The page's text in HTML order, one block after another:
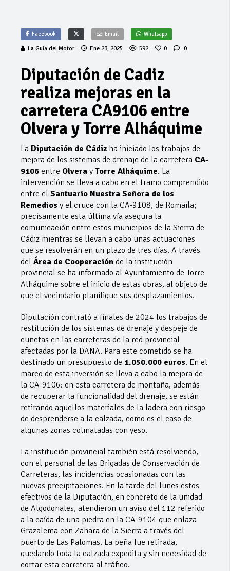
Facebook Email Whatsapp
La Guía del Motor Ene 23, 2025 592 0 0
Diputación de Cadiz
realiza mejoras en la
carretera CA9106 entre
Olvera y Torre Alháquime
La Diputación de Cádiz ha iniciado los trabajos de
mejora de los sistemas de drenaje de la carretera CA-
9106 entre Olvera y Torre Alháquime. La
intervención se lleva a cabo en el tramo comprendido
entre el Santuario Nuestra Señora de los
Remedios y el cruce con la CA-9108, de Romaila;
precisamente esta última vía asegura la
comunicación entre estos municipios de la Sierra de
Cádiz mientras se llevan a cabo unas actuaciones
que se resolverán en un plazo de tres días. A través
del Área de Cooperación de la institución
provincial se ha informado al Ayuntamiento de Torre
Alháquime sobre el inicio de estas obras, al objeto de
que el vecindario planifique sus desplazamientos.
Diputación contrató a finales de 2024 los trabajos de
restitución de los sistemas de drenaje y despeje de
cunetas en las carreteras de la red provincial
afectadas por la DANA. Para este cometido se ha
destinado un presupuesto de 1.050.000 euros. En el
marco de esta inversión se lleva a cabo la mejora de
la CA-9106: en esta carretera de montaña, además
de recuperar la funcionalidad del drenaje, se están
retirando aquellos materiales de la ladera con riesgo
de desprenderse a la calzada, como es el caso de
algunas zonas colmatadas con yeso.
La institución provincial también está resolviendo,
con el personal de las Brigadas de Conservación de
Carreteras, las incidencias ocasionadas con las
nuevas precipitaciones. En la tarde del lunes estos
efectivos de la Diputación, en concreto de la unidad
de Algodonales, atendieron un aviso del 112 referido
a la caída de una piedra en la CA-9104 que enlaza
Grazalema con Zahara de la Sierra a través del
puerto de Las Palomas. La peña fue retirada,
quedando toda la calzada expedita y sin necesidad de
cortar esta carretera al tráfico.